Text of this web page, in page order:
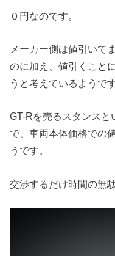
０円なのです。
メーカー側は値引いて
のに加え、値引くこと
うと考えているようです
GT-Rを売るスタンス
で、車両本体価格での
うです。
交渉するだけ時間の無